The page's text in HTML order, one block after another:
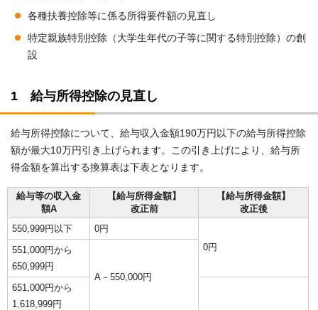
各種扶養控除等に係る所得要件額の見直し
特定親族特別控除（大学生年代の子等に関する特別控除）の創
設
1 給与所得控除の見直し
給与所得控除について、給与収入金額190万円以下の給与所得控除
額が最大10万円引き上げられます。この引き上げにより、給与所
得金額を算出する換算表は下表となります。
給与等の収入金
額A
【給与所得金額】
改正前
【給与所得金額】
改正後
550,999円以下
0円
0円
551,000円から
650,999円
A－550,000円
651,000円から
1,618,999円